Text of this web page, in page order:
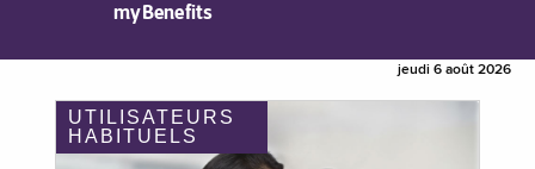
myBenefits
jeudi 6 août 2026
UTILISATEURS
HABITUELS